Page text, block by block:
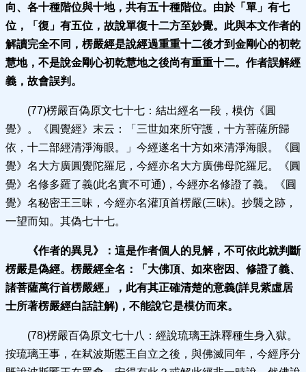
向、各十種階位與十地，共有五十種階位。由於「單」有七
位，「復」有五位，故說單復十二方至妙覺。此與本文作者的
解讀完全不同，楞嚴經是說經過重重十二後才到金剛心的初乾
慧地，不是說金剛心初乾慧地之後尚有重重十二。作者誤解經
義，故會誤判。
(77)楞嚴百偽原文七十七：結出經名一段，模仿《圓
覺》。《圓覺經》末云：「三世如來所守護，十方菩薩所歸
依，十二部經清淨海眼。」今經遂名十方如來清淨海眼。《圓
覺》名大方廣圓覺陀羅尼，今經亦名大方廣佛母陀羅尼。《圓
覺》名修多羅了義(此名實不可通)，今經亦名修證了義。《圓
覺》名秘密王三昧，今經亦名灌頂首楞嚴(三昧)。抄襲之跡，
一望而知。其偽七十七。
《作者的異見》： 這是作者個人的見解，不可依此就判斷
楞嚴是偽經。楞嚴經全名：「大佛頂、如來密因、修證了義、
諸菩薩萬行首楞嚴經」，此有其正確清楚的意義(詳見紫虛居
士所著楞嚴經白話註解)，不能說它是模仿而來。
(78)楞嚴百偽原文七十八：經說琉璃王誅釋種生身入獄。
按琉璃王事，在弒波斯慝王自立之後，與佛滅同年，今經序分